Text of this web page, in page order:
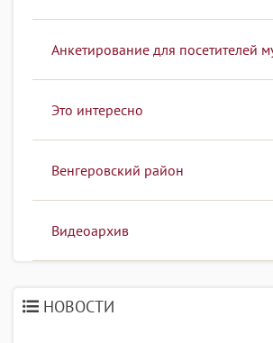
Анкетирование для посетителей
Это интересно
Венгеровский район
Видеоархив
НОВОСТИ